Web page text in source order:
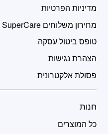
מדיניות הפרטיות
מחירון משלוחים SuperCare 🛒
טופס ביטול עסקה
הצהרת נגישות
פסולת אלקטרונית
חנות
כל המוצרים